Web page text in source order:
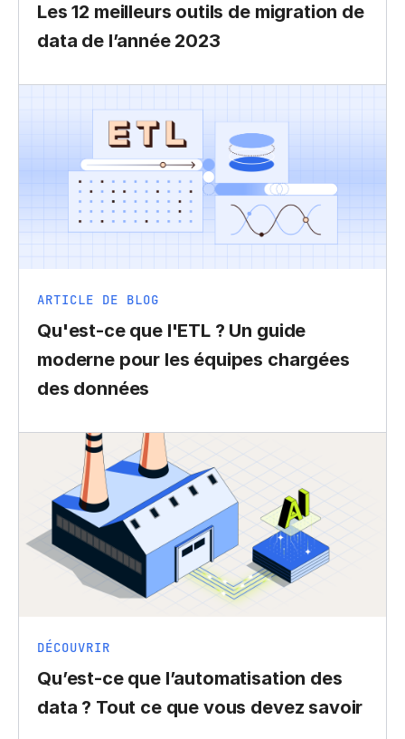
Les 12 meilleurs outils de migration de
data de l’année 2023
ARTICLE DE BLOG
Qu'est-ce que l'ETL ? Un guide
moderne pour les équipes chargées
des données
DÉCOUVRIR
Qu’est-ce que l’automatisation des
data ? Tout ce que vous devez savoir